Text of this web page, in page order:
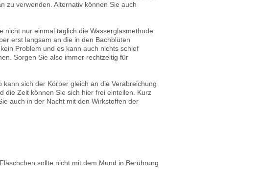
zu verwenden. Alternativ können Sie auch
nur einmal täglich die Wasserglasmethode
erst langsam an die in den Bachblüten
Problem und es kann auch nichts schief
Sorgen Sie also immer rechtzeitig für
sich der Körper gleich an die Verabreichung
die Zeit können Sie sich hier frei einteilen. Kurz
auch in der Nacht mit den Wirkstoffen der
sollte nicht mit dem Mund in Berührung